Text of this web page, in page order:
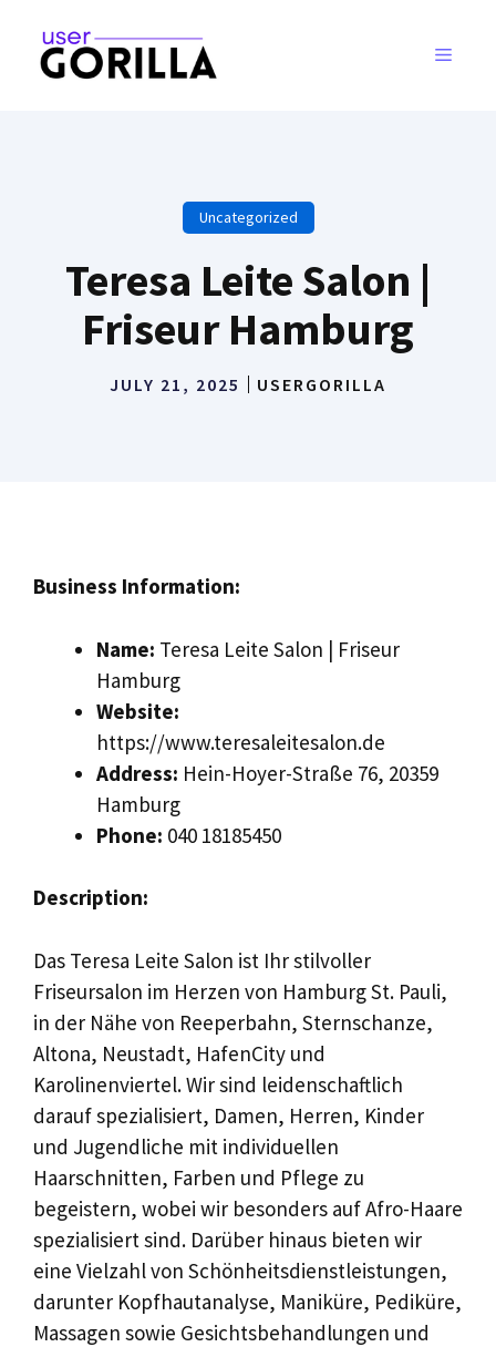
content
MENU
Uncategorized
Teresa Leite Salon |
Friseur Hamburg
JULY 21, 2025 USERGORILLA
Business Information:
Name: Teresa Leite Salon | Friseur
Hamburg
Website:
https://www.teresaleitesalon.de
Address: Hein-Hoyer-Straße 76, 20359
Hamburg
Phone: 040 18185450
Description:
Das Teresa Leite Salon ist Ihr stilvoller
Friseursalon im Herzen von Hamburg St. Pauli,
in der Nähe von Reeperbahn, Sternschanze,
Altona, Neustadt, HafenCity und
Karolinenviertel. Wir sind leidenschaftlich
darauf spezialisiert, Damen, Herren, Kinder
und Jugendliche mit individuellen
Haarschnitten, Farben und Pflege zu
begeistern, wobei wir besonders auf Afro-Haare
spezialisiert sind. Darüber hinaus bieten wir
eine Vielzahl von Schönheitsdienstleistungen,
darunter Kopfhautanalyse, Maniküre, Pediküre,
Massagen sowie Gesichtsbehandlungen und